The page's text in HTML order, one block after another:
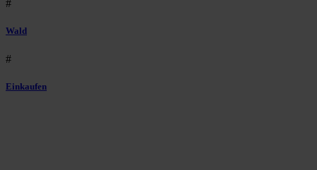
#
Wald
#
Einkaufen